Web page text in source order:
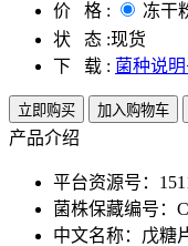
价 格 :
冻干
状 态 :现货
下 载 : 菌种说
立即购买 加入购物车
产品介绍
平台资源号：
菌株保藏编号：
中文名称：戊糖